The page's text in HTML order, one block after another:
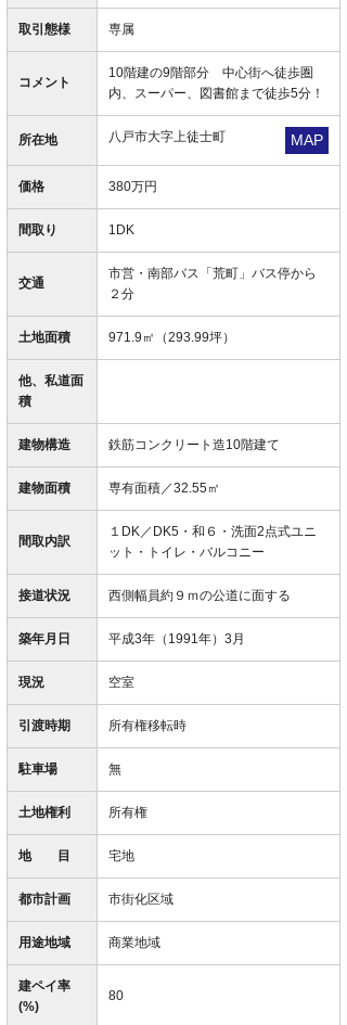
取引態様 専属
コメント
10階建の9階部分 中心街へ徒歩圏
内、スーパー、図書館まで徒歩5分！
所在地 八戸市大字上徒士町 MAP
価格 380万円
間取り 1DK
交通
市営・南部バス「荒町」バス停から
２分
土地面積 971.9㎡（293.99坪）
他、私道面
積
建物構造 鉄筋コンクリート造10階建て
建物面積 専有面積／32.55㎡
間取内訳
１DK／DK5・和６・洗面2点式ユニ
ット・トイレ・バルコニー
接道状況 西側幅員約９ｍの公道に面する
築年月日 平成3年（1991年）3月
現況 空室
引渡時期 所有権移転時
駐車場 無
土地権利 所有権
地 目 宅地
都市計画 市街化区域
用途地域 商業地域
建ペイ率
(%)
80